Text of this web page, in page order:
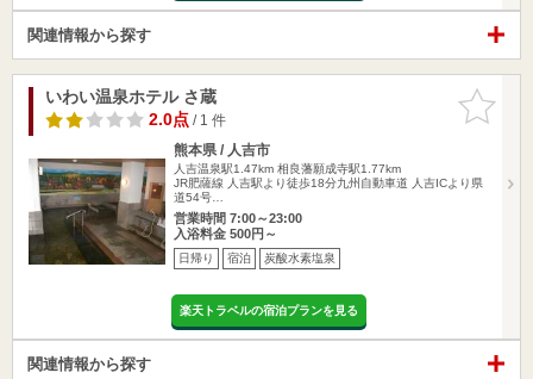
関連情報から探す
お気に入
りに追加
いわい温泉ホテル さ蔵
2.0点/ 1 件
熊本県 / 人吉市
人吉温泉駅1.47km 相良藩願成寺駅1.77km
JR肥薩線 人吉駅より徒歩18分九州自動車道 人吉ICより県
道54号…
営業時間 7:00～23:00
入浴料金 500円～
日帰り 宿泊 炭酸水素塩泉
楽天トラベルの宿泊プランを見る
関連情報から探す